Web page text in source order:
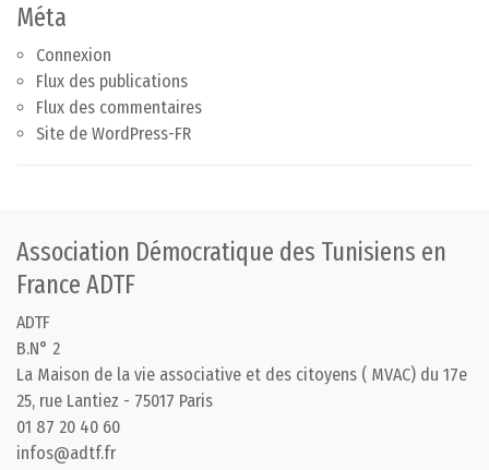
Méta
Connexion
Flux des publications
Flux des commentaires
Site de WordPress-FR
Association Démocratique des Tunisiens en
France ADTF
ADTF
B.N° 2
La Maison de la vie associative et des citoyens ( MVAC) du 17e
25, rue Lantiez - 75017 Paris
01 87 20 40 60
infos@adtf.fr